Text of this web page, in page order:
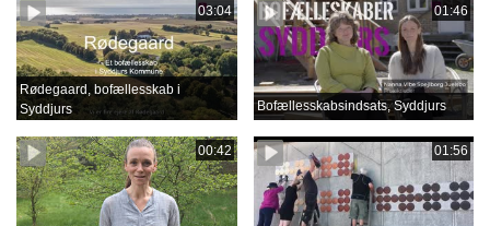
03:04
Rødegaard, bofællesskab i
Syddjurs
01:46
Bofællesskabsindsats, Syddjurs
00:42 01:56